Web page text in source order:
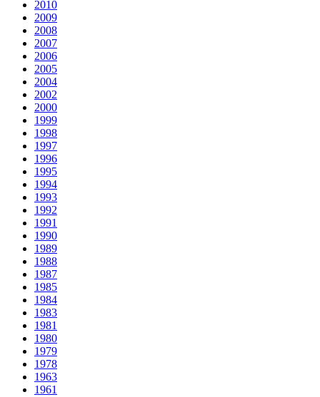
2010
2009
2008
2007
2006
2005
2004
2002
2000
1999
1998
1997
1996
1995
1994
1993
1992
1991
1990
1989
1988
1987
1985
1984
1983
1981
1980
1979
1978
1963
1961